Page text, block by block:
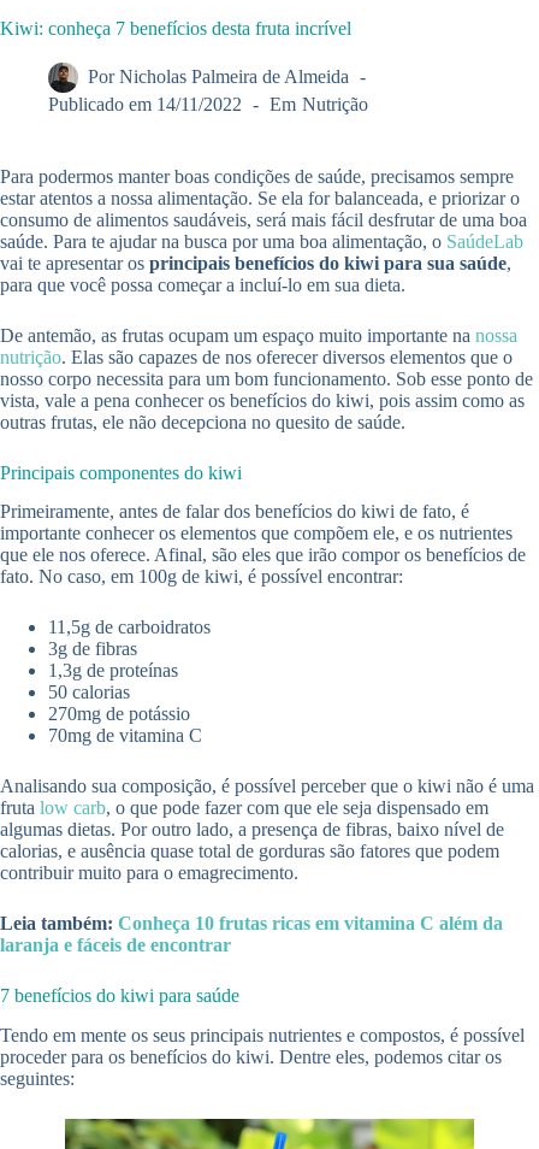
Kiwi: conheça 7 benefícios desta fruta incrível
Por Nicholas Palmeira de Almeida
Publicado em 14/11/2022 Em Nutrição
Para podermos manter boas condições de saúde, precisamos sempre
estar atentos a nossa alimentação. Se ela for balanceada, e priorizar o
consumo de alimentos saudáveis, será mais fácil desfrutar de uma boa
saúde. Para te ajudar na busca por uma boa alimentação, o SaúdeLab
vai te apresentar os principais benefícios do kiwi para sua saúde,
para que você possa começar a incluí-lo em sua dieta.
De antemão, as frutas ocupam um espaço muito importante na nossa
nutrição. Elas são capazes de nos oferecer diversos elementos que o
nosso corpo necessita para um bom funcionamento. Sob esse ponto de
vista, vale a pena conhecer os benefícios do kiwi, pois assim como as
outras frutas, ele não decepciona no quesito de saúde.
Principais componentes do kiwi
Primeiramente, antes de falar dos benefícios do kiwi de fato, é
importante conhecer os elementos que compõem ele, e os nutrientes
que ele nos oferece. Afinal, são eles que irão compor os benefícios de
fato. No caso, em 100g de kiwi, é possível encontrar:
11,5g de carboidratos
3g de fibras
1,3g de proteínas
50 calorias
270mg de potássio
70mg de vitamina C
Analisando sua composição, é possível perceber que o kiwi não é uma
fruta low carb, o que pode fazer com que ele seja dispensado em
algumas dietas. Por outro lado, a presença de fibras, baixo nível de
calorias, e ausência quase total de gorduras são fatores que podem
contribuir muito para o emagrecimento.
Leia também: Conheça 10 frutas ricas em vitamina C além da
laranja e fáceis de encontrar
7 benefícios do kiwi para saúde
Tendo em mente os seus principais nutrientes e compostos, é possível
proceder para os benefícios do kiwi. Dentre eles, podemos citar os
seguintes: